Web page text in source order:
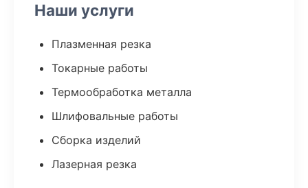
Наши услуги
Плазменная резка
Токарные работы
Термообработка металла
Шлифовальные работы
Сборка изделий
Лазерная резка